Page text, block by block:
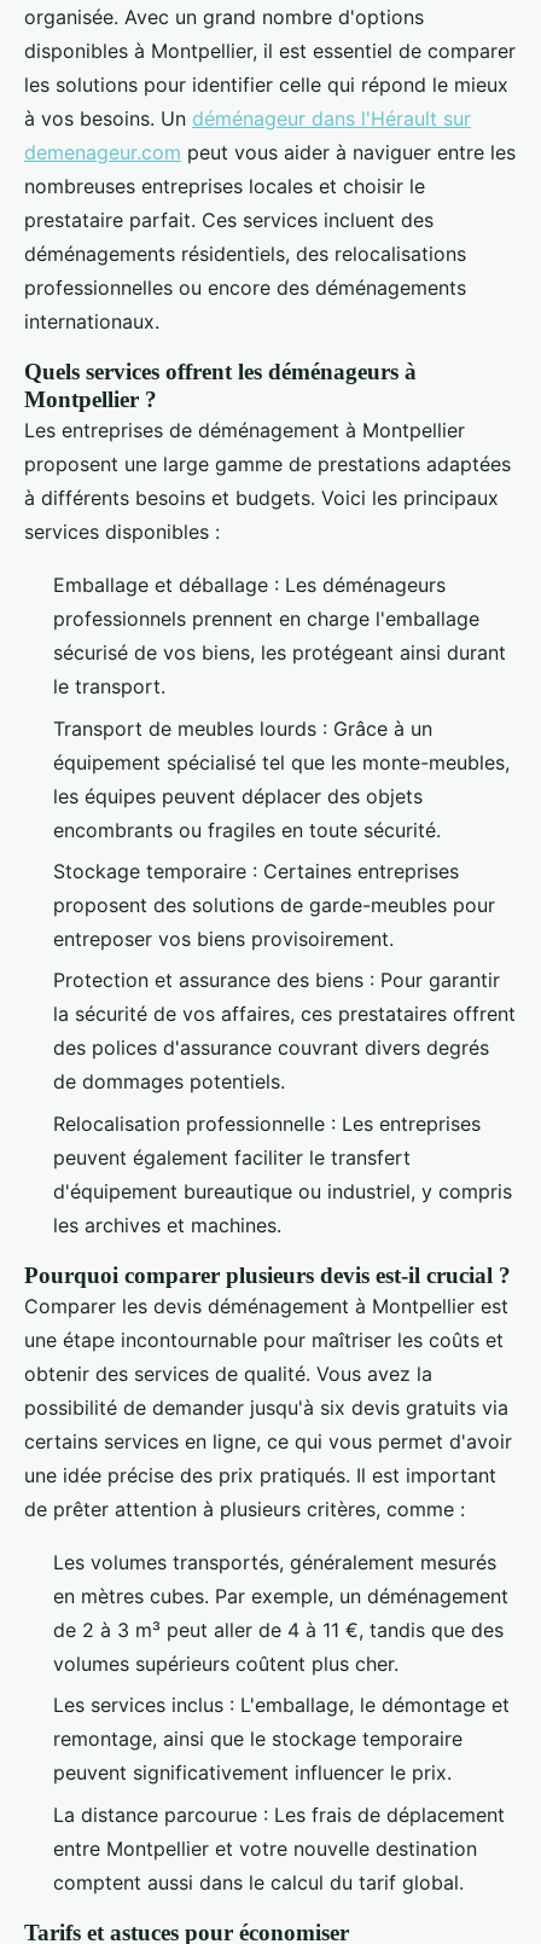
organisée. Avec un grand nombre d'options
disponibles à Montpellier, il est essentiel de comparer
les solutions pour identifier celle qui répond le mieux
à vos besoins. Un déménageur dans l'Hérault sur
demenageur.com peut vous aider à naviguer entre les
nombreuses entreprises locales et choisir le
prestataire parfait. Ces services incluent des
déménagements résidentiels, des relocalisations
professionnelles ou encore des déménagements
internationaux.
Quels services offrent les déménageurs à
Montpellier ?
Les entreprises de déménagement à Montpellier
proposent une large gamme de prestations adaptées
à différents besoins et budgets. Voici les principaux
services disponibles :
Emballage et déballage : Les déménageurs
professionnels prennent en charge l'emballage
sécurisé de vos biens, les protégeant ainsi durant
le transport.
Transport de meubles lourds : Grâce à un
équipement spécialisé tel que les monte-meubles,
les équipes peuvent déplacer des objets
encombrants ou fragiles en toute sécurité.
Stockage temporaire : Certaines entreprises
proposent des solutions de garde-meubles pour
entreposer vos biens provisoirement.
Protection et assurance des biens : Pour garantir
la sécurité de vos affaires, ces prestataires offrent
des polices d'assurance couvrant divers degrés
de dommages potentiels.
Relocalisation professionnelle : Les entreprises
peuvent également faciliter le transfert
d'équipement bureautique ou industriel, y compris
les archives et machines.
Pourquoi comparer plusieurs devis est-il crucial ?
Comparer les devis déménagement à Montpellier est
une étape incontournable pour maîtriser les coûts et
obtenir des services de qualité. Vous avez la
possibilité de demander jusqu'à six devis gratuits via
certains services en ligne, ce qui vous permet d'avoir
une idée précise des prix pratiqués. Il est important
de prêter attention à plusieurs critères, comme :
Les volumes transportés, généralement mesurés
en mètres cubes. Par exemple, un déménagement
de 2 à 3 m³ peut aller de 4 à 11 €, tandis que des
volumes supérieurs coûtent plus cher.
Les services inclus : L'emballage, le démontage et
remontage, ainsi que le stockage temporaire
peuvent significativement influencer le prix.
La distance parcourue : Les frais de déplacement
entre Montpellier et votre nouvelle destination
comptent aussi dans le calcul du tarif global.
Tarifs et astuces pour économiser